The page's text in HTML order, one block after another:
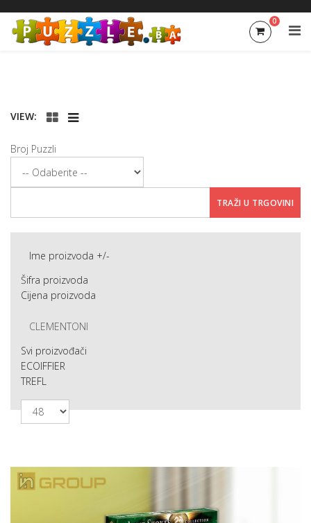
0
VIEW:
Broj Puzzli
Ime proizvoda +/-
Šifra proizvoda
Cijena proizvoda
CLEMENTONI
Svi proizvođači
ECOIFFIER
TREFL